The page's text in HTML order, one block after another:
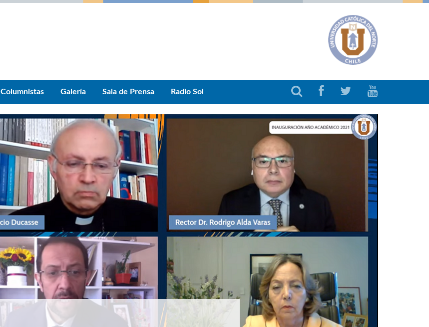
Columnistas Galería Sala de Prensa Radio Sol